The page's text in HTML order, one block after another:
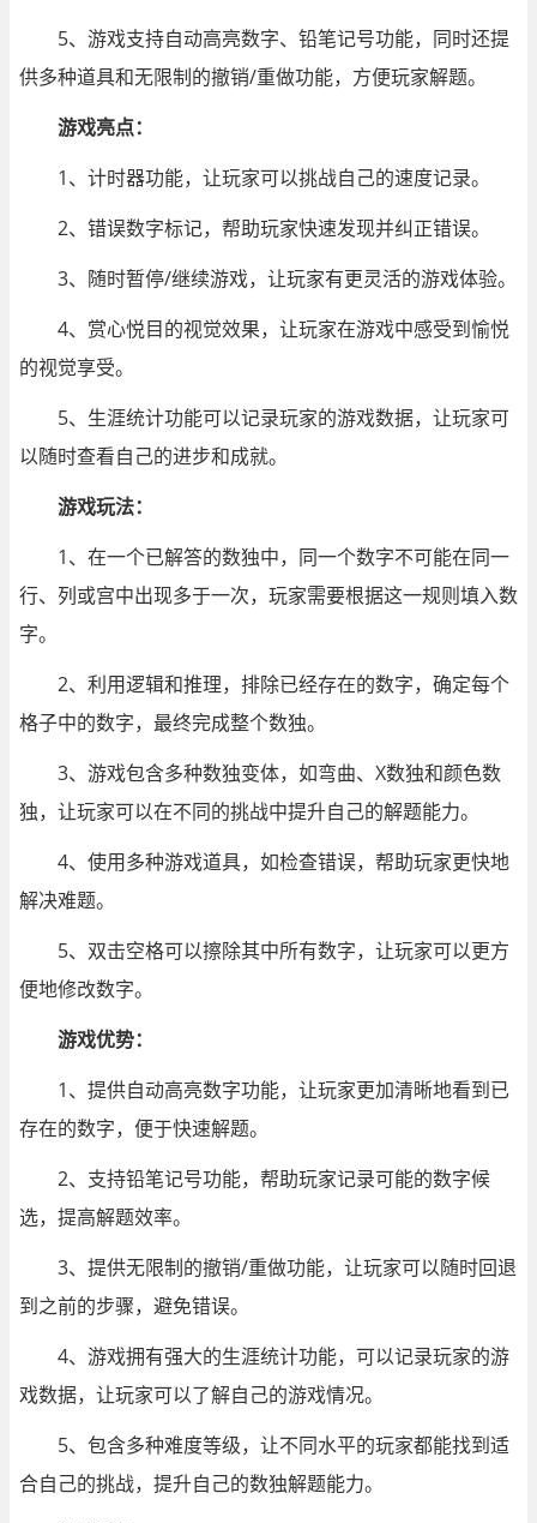
5、游戏支持自动高亮数字、铅笔记号功能，同时还提
供多种道具和无限制的撤销/重做功能，方便玩家解题。
游戏亮点：
1、计时器功能，让玩家可以挑战自己的速度记录。
2、错误数字标记，帮助玩家快速发现并纠正错误。
3、随时暂停/继续游戏，让玩家有更灵活的游戏体验。
4、赏心悦目的视觉效果，让玩家在游戏中感受到愉悦
的视觉享受。
5、生涯统计功能可以记录玩家的游戏数据，让玩家可
以随时查看自己的进步和成就。
游戏玩法：
1、在一个已解答的数独中，同一个数字不可能在同一
行、列或宫中出现多于一次，玩家需要根据这一规则填入数
字。
2、利用逻辑和推理，排除已经存在的数字，确定每个
格子中的数字，最终完成整个数独。
3、游戏包含多种数独变体，如弯曲、X数独和颜色数
独，让玩家可以在不同的挑战中提升自己的解题能力。
4、使用多种游戏道具，如检查错误，帮助玩家更快地
解决难题。
5、双击空格可以擦除其中所有数字，让玩家可以更方
便地修改数字。
游戏优势：
1、提供自动高亮数字功能，让玩家更加清晰地看到已
存在的数字，便于快速解题。
2、支持铅笔记号功能，帮助玩家记录可能的数字候
选，提高解题效率。
3、提供无限制的撤销/重做功能，让玩家可以随时回退
到之前的步骤，避免错误。
4、游戏拥有强大的生涯统计功能，可以记录玩家的游
戏数据，让玩家可以了解自己的游戏情况。
5、包含多种难度等级，让不同水平的玩家都能找到适
合自己的挑战，提升自己的数独解题能力。